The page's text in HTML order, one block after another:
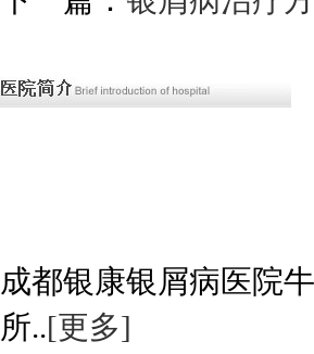
成都银康银屑病医院
所..[更多]